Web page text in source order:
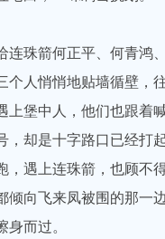
珠箭何正平、何青鸿、
个人悄悄地贴墙循壁，
上堡中人，他们也跟着
，却是十字路口已经打
，遇上连珠箭，也顾不
倾向飞来凤被围的那一
身而过。